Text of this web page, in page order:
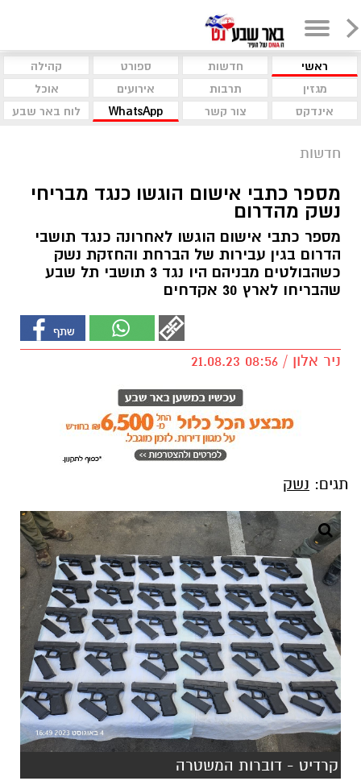
ראשי חדשות ספורט
קהילה
מגזין
תרבות אירועים
אוכל
אינדקס
צור קשר WhatsApp לוח באר שבע
חדשות
מספר כתבי אישום הוגשו כנגד מבריחי
נשק מהדרום
מספר כתבי אישום הוגשו לאחרונה כנגד תושבי
הדרום בגין עבירות של הברחת והחזקת נשק
כשהבולטים מבניהם היו נגד 3 תושבי תל שבע
שהבריחו לארץ 30 אקדחים
ניר אלון / 08:56 21.08.23
קרדיט - דוברות המשטרה
פרקליטות מחוז דרום (פלילי) הגישה לבית
המשפט המחוזי בבאר שבע שני כתבי אישום